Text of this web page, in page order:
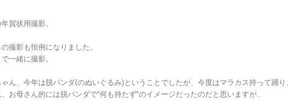
賀状用撮影。
撮影も恒例になりました。
一緒に撮影。
ゃん、今年は脱パンダ(のぬいぐるみ)ということでしたが、今度はマラカス持って踊
お母さん的には脱パンダで”何も持たず”のイメージだったのだと思いますが…